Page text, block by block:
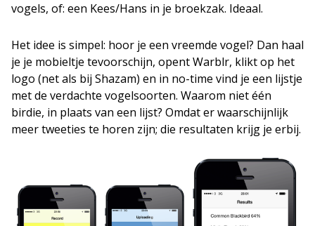
vogels, of: een Kees/Hans in je broekzak. Ideaal.
Het idee is simpel: hoor je een vreemde vogel? Dan haal
je je mobieltje tevoorschijn, opent Warblr, klikt op het
logo (net als bij Shazam) en in no-time vind je een lijstje
met de verdachte vogelsoorten. Waarom niet één
birdie, in plaats van een lijst? Omdat er waarschijnlijk
meer tweeties te horen zijn; die resultaten krijg je erbij.